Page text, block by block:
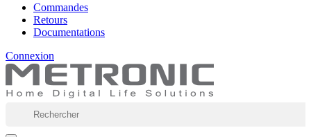
Commandes
Retours
Documentations
Connexion